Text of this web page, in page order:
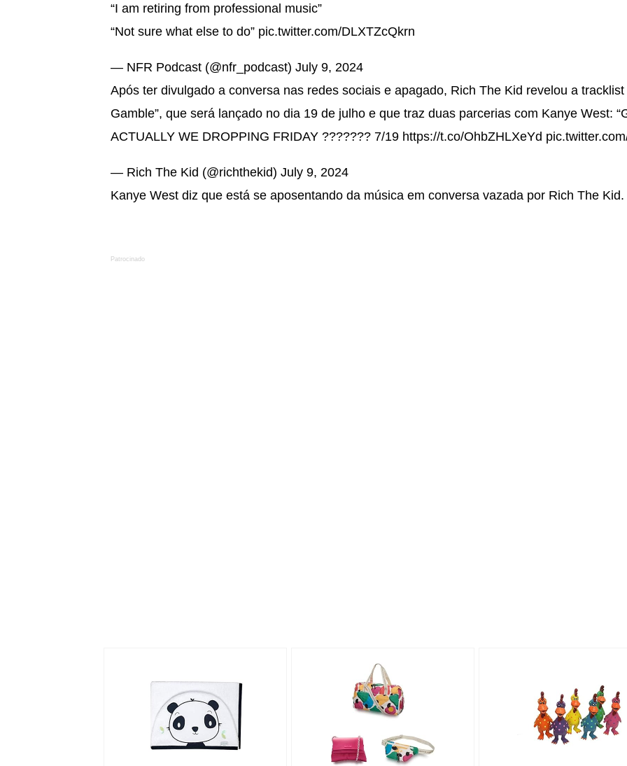
“I am retiring from professional music”
“Not sure what else to do” pic.twitter.com/DLXTZcQkrn
— NFR Podcast (@nfr_podcast) July 9, 2024
Após ter divulgado a conversa nas redes sociais e apagado, Rich The Kid revelou a tracklist
Gamble”, que será lançado no dia 19 de julho e que traz duas parcerias com Kanye West:
ACTUALLY WE DROPPING FRIDAY ??????? 7/19 https://t.co/OhbZHLXeYd
— Rich The Kid (@richthekid) July 9, 2024
Kanye West diz que está se aposentando da música em conversa vazada por Rich The Kid.
Patrocinado